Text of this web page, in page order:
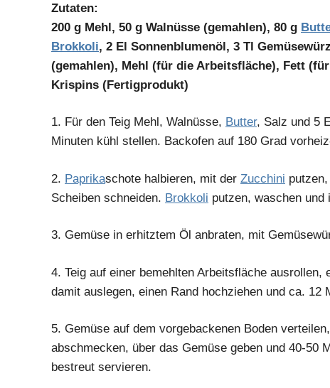
Zutaten:
200 g Mehl, 50 g Walnüsse (gemahlen), 80 g
Brokkoli, 2 El Sonnenblumenöl, 3 Tl
(gemahlen), Mehl (für die Arbeitsfläche), Fett
Krispins (Fertigprodukt)
1. Für den Teig Mehl, Walnüsse, Butter, Salz und 5
Minuten kühl stellen. Backofen auf 180 Grad
2. Paprikaschote halbieren, mit der Zucchini
Scheiben schneiden. Brokkoli putzen, waschen und
3. Gemüse in erhitztem Öl anbraten, mit
4. Teig auf einer bemehlten Arbeitsfläche
damit auslegen, einen Rand hochziehen und ca. 12
5. Gemüse auf dem vorgebackenen Boden verteilen,
abschmecken, über das Gemüse geben und 40-50
bestreut servieren.